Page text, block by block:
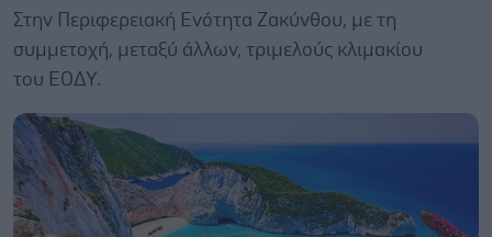
Στην Περιφερειακή Ενότητα Ζακύνθου, με τη
συμμετοχή, μεταξύ άλλων, τριμελούς κλιμακίου
του ΕΟΔΥ.